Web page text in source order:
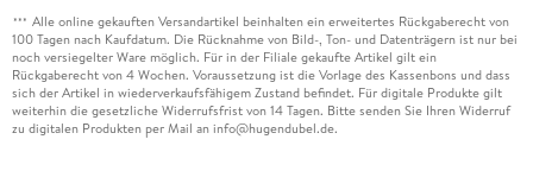
*** Alle online gekauften Versandartikel beinhalten ein erweitertes Rückgaberecht von
100 Tagen nach Kaufdatum. Die Rücknahme von Bild-, Ton- und Datenträgern ist nur bei
noch versiegelter Ware möglich. Für in der Filiale gekaufte Artikel gilt ein
Rückgaberecht von 4 Wochen. Voraussetzung ist die Vorlage des Kassenbons und dass
sich der Artikel in wiederverkaufsfähigem Zustand befindet. Für digitale Produkte gilt
weiterhin die gesetzliche Widerrufsfrist von 14 Tagen. Bitte senden Sie Ihren Widerruf
zu digitalen Produkten per Mail an info@hugendubel.de.